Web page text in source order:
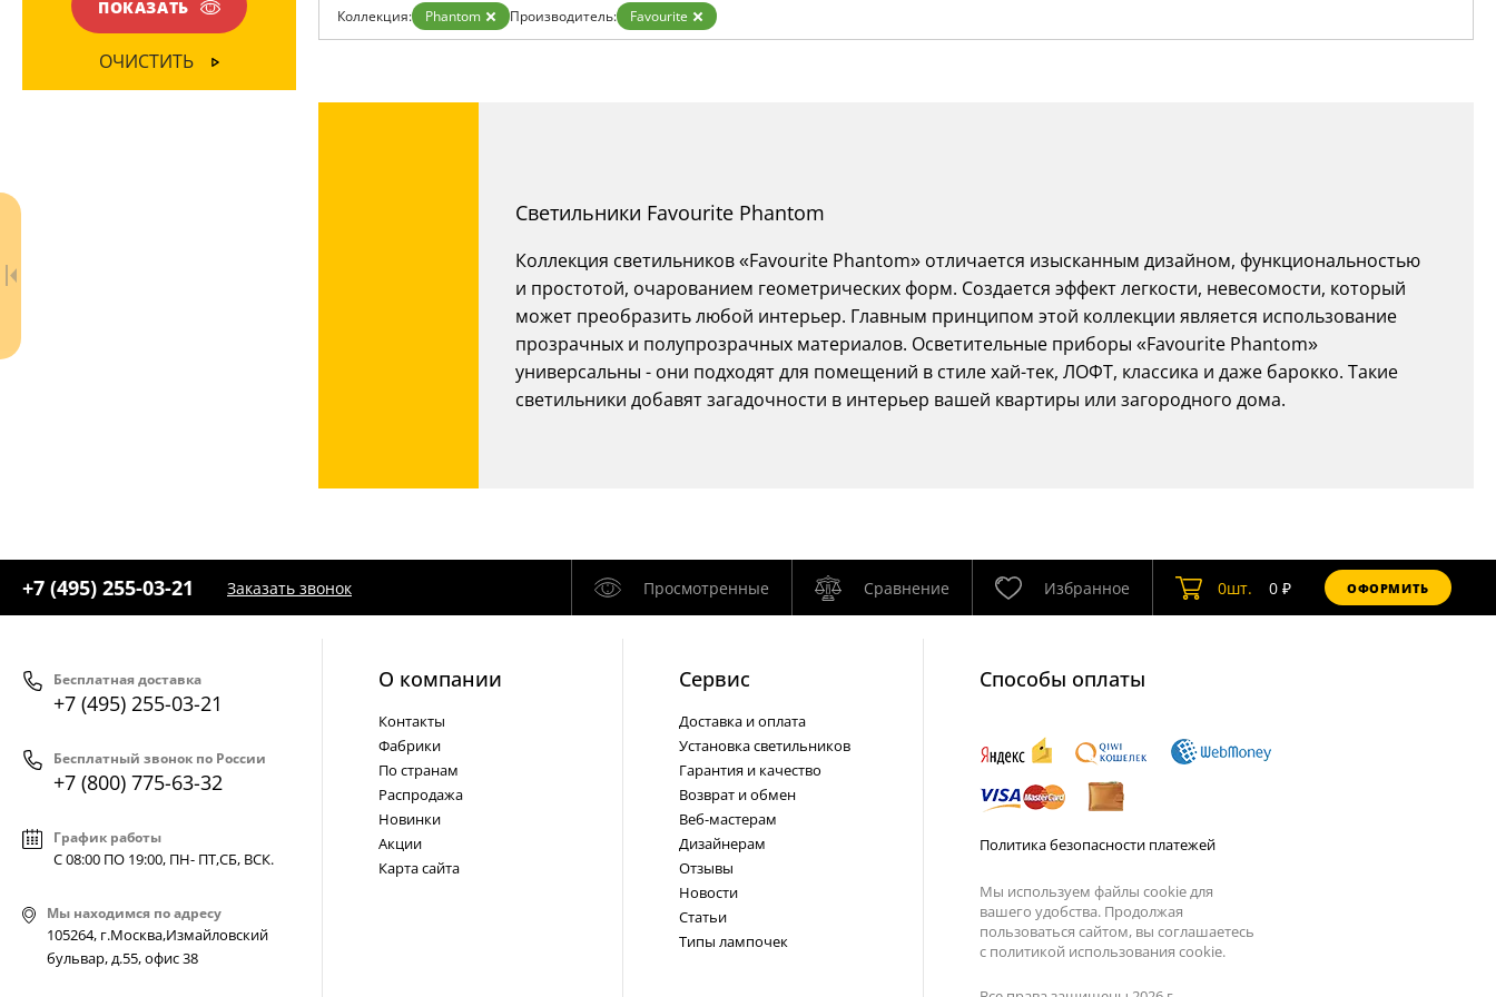
Возврат
Отзывы
Установка
Дизайнерам
Бренды
+7 (800) 775-63-32 - бесплатно по России
+7 (495) 255-03-21- бесплатная доставка
Бронза
Золото
Коллекция: Phantom Производитель: Favourite
Светильники Favourite Phantom
Коллекция светильников «Favourite Phantom» отличается изысканным дизайном, функциональностью
и простотой, очарованием геометрических форм. Создается эффект легкости, невесомости, который
может преобразить любой интерьер. Главным принципом этой коллекции является использование
прозрачных и полупрозрачных материалов. Осветительные приборы «Favourite Phantom»
универсальны - они подходят для помещений в стиле хай-тек, ЛОФТ, классика и даже барокко. Такие
светильники добавят загадочности в интерьер вашей квартиры или загородного дома.
ПОКАЗАТЬ
ОЧИСТИТЬ
+7 (495) 255-03-21 Заказать звонок Просмотренные Сравнение Избранное 0шт. 0₽ ОФОРМИТЬ
Бесплатная доставка
+7 (495) 255-03-21
Бесплатный звонок по России
+7 (800) 775-63-32
График работы
С 08:00 ПО 19:00, ПН- ПТ,СБ, ВСК.
Мы находимся по адресу
105264, г.Москва,Измайловский
бульвар, д.55, офис 38
О компании
Контакты
Фабрики
По странам
Распродажа
Новинки
Акции
Карта сайта
Cервис
Доставка и оплата
Установка светильников
Гарантия и качество
Возврат и обмен
Веб-мастерам
Дизайнерам
Отзывы
Новости
Статьи
Типы лампочек
Способы оплаты
Политика безопасности платежей
Мы используем файлы cookie для
вашего удобства. Продолжая
пользоваться сайтом, вы соглашаетесь
с политикой использования cookie.